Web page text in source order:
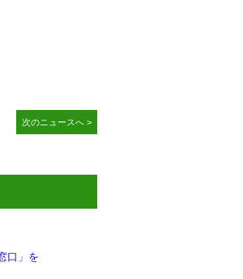
次のニュースへ >
口」を